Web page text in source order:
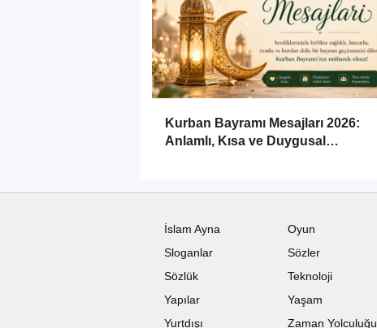
Kurban Bayramı Mesajları 2026:
Anlamlı, Kısa ve Duygusal
İslam Ayna
Oyun
Sloganlar
Sözler
Sözlük
Teknoloji
Yapılar
Yaşam
Yurtdışı
Zaman Yolculuğu